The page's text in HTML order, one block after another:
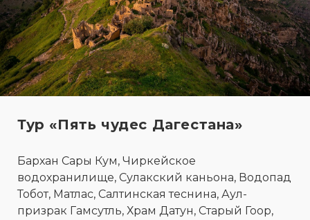
Тур «Пять чудес Дагестана»
Бархан Сары Кум, Чиркейское
водохранилище, Сулакский каньона, Водопад
Тобот, Матлас, Салтинская теснина, Аул-
призрак Гамсутль, Храм Датун, Старый Гоор,